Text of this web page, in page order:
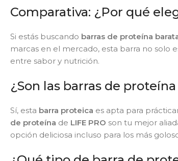
Comparativa: ¿Por qué
Si estás buscando barras de proteína
marcas en el mercado, esta barra no
entre sabor y nutrición.
¿Son las barras de
Sí, esta barra proteica es apta para
de proteína de LIFE PRO son tu mejor
opción deliciosa incluso para los más